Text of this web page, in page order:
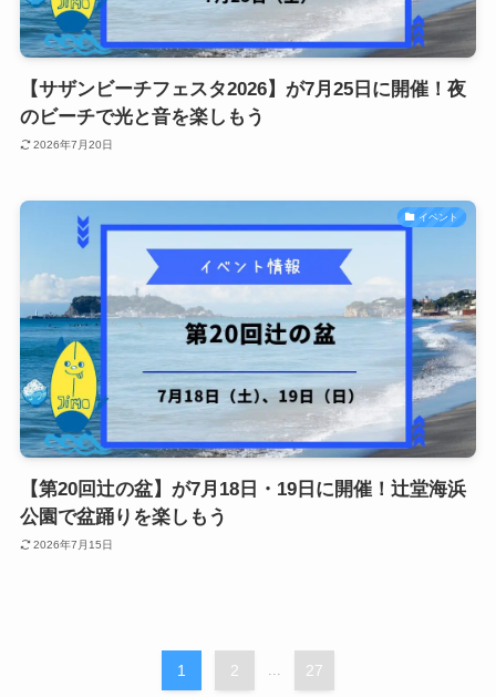
【サザンビーチフェスタ2026】が7月25日に開催！夜
のビーチで光と音を楽しもう
2026年7月20日
イベント
【第20回辻の盆】が7月18日・19日に開催！辻堂海浜
公園で盆踊りを楽しもう
2026年7月15日
1 2 ... 27